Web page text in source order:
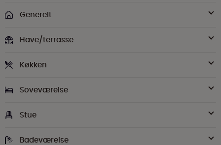
Generelt
Have/terrasse
Køkken
Soveværelse
Stue
Badeværelse